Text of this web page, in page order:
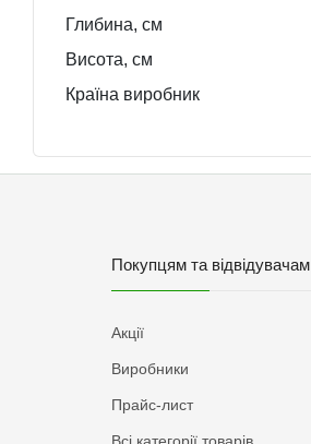
Глибина, см
Висота, см
Країна виробник
Покупцям та відвідувачам
Акції
Виробники
Прайс-лист
Всі категорії товарів